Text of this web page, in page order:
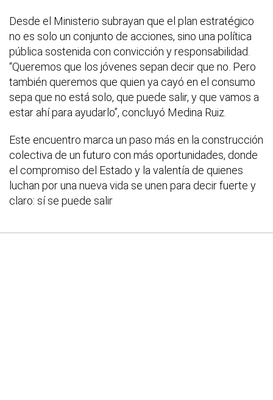
Desde el Ministerio subrayan que el plan estratégico
no es solo un conjunto de acciones, sino una política
pública sostenida con convicción y responsabilidad.
“Queremos que los jóvenes sepan decir que no. Pero
también queremos que quien ya cayó en el consumo
sepa que no está solo, que puede salir, y que vamos a
estar ahí para ayudarlo”, concluyó Medina Ruiz.
Este encuentro marca un paso más en la construcción
colectiva de un futuro con más oportunidades, donde
el compromiso del Estado y la valentía de quienes
luchan por una nueva vida se unen para decir fuerte y
claro: sí se puede salir